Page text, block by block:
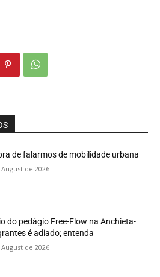
de falarmos de mobilidade urbana
de 2026
do pedágio Free-Flow na Anchieta-
é adiado; entenda
de 2026